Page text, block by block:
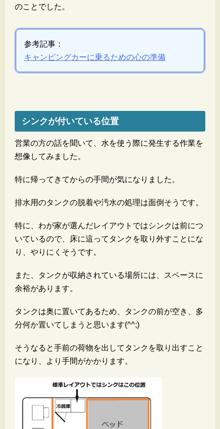
のことでした。
参考記事：
キャンピングカーに乗るための心の準備
シンクが付いている位置
営業の方の話を聞いて、水を使う際に発生する作業を
想像してみました。
特に帰ってきてからの手間が気になりました。
排水用のタンクの脱着や汚水の処理は面倒そうです。
特に、わが家が選んだレイアウトではシンクは前につ
いているので、床に這ってタンクを取り外すことにな
り、やりにくそうです。
また、タンクが収納されている場所には、スペースに
余裕があります。
タンクは奥に置いてあるため、タンクの前が空き、多
分何か置いてしまうと思います(^^;)
そうなると手前の荷物を出してタンクを取り出すこと
になり、より手間がかかります。